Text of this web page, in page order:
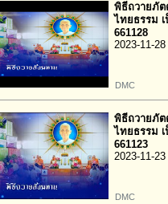
พิธีถวายภัต
ไทยธรรม
661128
2023-11-28
DMC
พิธีถวายภัต
ไทยธรรม
661123
2023-11-23
DMC